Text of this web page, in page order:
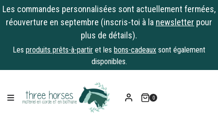
Les commandes personnalisées sont actuellement fermées,
réouverture en septembre (inscris-toi à la newsletter pour
plus de détails).
Les produits prêts-à-partir et les bons-cadeaux sont également
disponibles.
content
0